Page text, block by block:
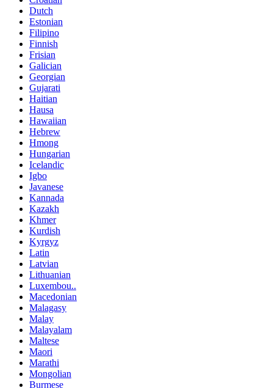
Dutch
Estonian
Filipino
Finnish
Frisian
Galician
Georgian
Gujarati
Haitian
Hausa
Hawaiian
Hebrew
Hmong
Hungarian
Icelandic
Igbo
Javanese
Kannada
Kazakh
Khmer
Kurdish
Kyrgyz
Latin
Latvian
Lithuanian
Luxembou..
Macedonian
Malagasy
Malay
Malayalam
Maltese
Maori
Marathi
Mongolian
Burmese